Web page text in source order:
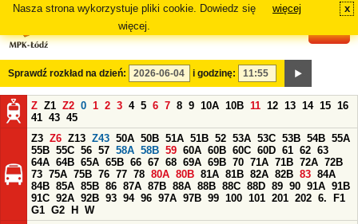
Nasza strona wykorzystuje pliki cookie. Dowiedz się
więcej.
więcej x
Sprawdź rozkład na dzień: i godzinę:
Z Z1 Z2 0 1 2 3 4 5 6 7 8 9 10A 10B 11 12 13 14 15 16
41 43 45
Z3 Z6 Z13 Z43 50A 50B 51A 51B 52 53A 53C 53B 54B 55A
55B 55C 56 57 58A 58B 59 60A 60B 60C 60D 61 62 63
64A 64B 65A 65B 66 67 68 69A 69B 70 71A 71B 72A 72B
73 75A 75B 76 77 78 80A 80B 81A 81B 82A 82B 83 84A
84B 85A 85B 86 87A 87B 88A 88B 88C 88D 89 90 91A 91B
91C 92A 92B 93 94 96 97A 97B 99 100 101 201 202 6.
F1
G1 G2 H
W